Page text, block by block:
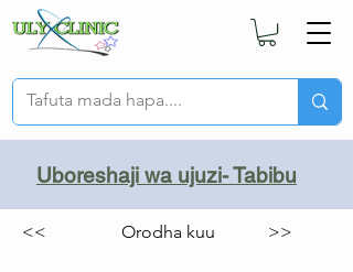
Uboreshaji wa ujuzi- Tabibu
<< Orodha kuu >>